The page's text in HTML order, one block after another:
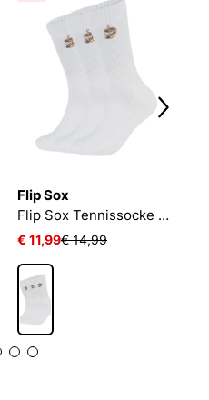
Flip Sox
Flip Sox Tennissocke mit Motiv Flip Sox Tennissocke mit Motiv
€ 11,99€ 14,99